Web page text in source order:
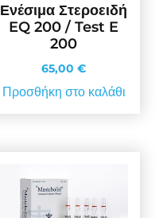
Ενέσιμα Στεροειδή
EQ 200 / Test E
200
65,00 €
Προσθήκη στο καλάθι